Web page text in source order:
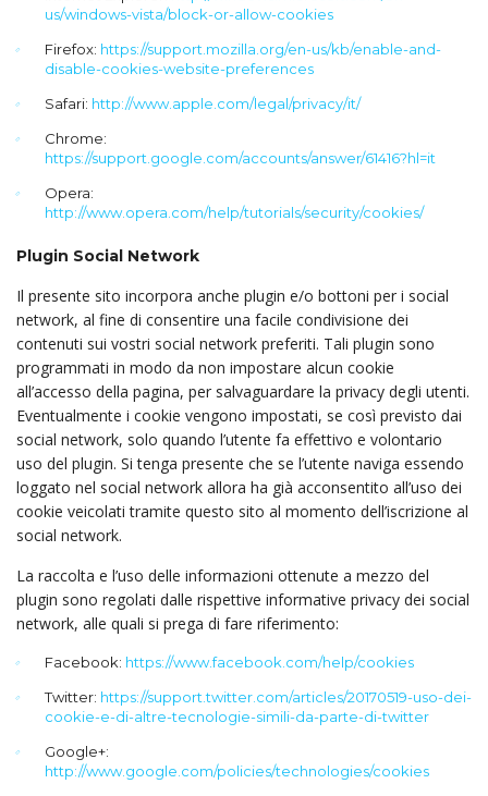
us/windows-vista/block-or-allow-cookies
Firefox: https://support.mozilla.org/en-us/kb/enable-and-
disable-cookies-website-preferences
Safari: http://www.apple.com/legal/privacy/it/
Chrome:
https://support.google.com/accounts/answer/61416?hl=it
Opera:
http://www.opera.com/help/tutorials/security/cookies/
Plugin Social Network
Il presente sito incorpora anche plugin e/o bottoni per i social
network, al fine di consentire una facile condivisione dei
contenuti sui vostri social network preferiti. Tali plugin sono
programmati in modo da non impostare alcun cookie
all’accesso della pagina, per salvaguardare la privacy degli utenti.
Eventualmente i cookie vengono impostati, se così previsto dai
social network, solo quando l’utente fa effettivo e volontario
uso del plugin. Si tenga presente che se l’utente naviga essendo
loggato nel social network allora ha già acconsentito all’uso dei
cookie veicolati tramite questo sito al momento dell’iscrizione al
social network.
La raccolta e l’uso delle informazioni ottenute a mezzo del
plugin sono regolati dalle rispettive informative privacy dei social
network, alle quali si prega di fare riferimento:
Facebook: https://www.facebook.com/help/cookies
Twitter: https://support.twitter.com/articles/20170519-uso-dei-
cookie-e-di-altre-tecnologie-simili-da-parte-di-twitter
Google+:
http://www.google.com/policies/technologies/cookies